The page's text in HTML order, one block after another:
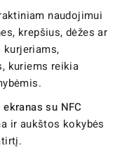
naudojimui
krepšius, dėžes ar
kurjeriams,
kuriems reikia
ekranas su NFC
ir aukštos kokybės